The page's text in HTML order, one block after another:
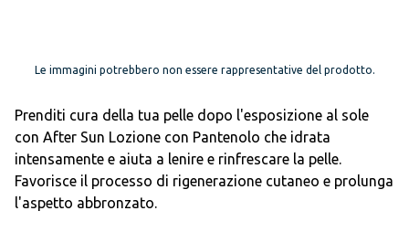
Le immagini potrebbero non essere rappresentative del prodotto.
Prenditi cura della tua pelle dopo l'esposizione al sole
con After Sun Lozione con Pantenolo che idrata
intensamente e aiuta a lenire e rinfrescare la pelle.
Favorisce il processo di rigenerazione cutaneo e prolunga
l'aspetto abbronzato.